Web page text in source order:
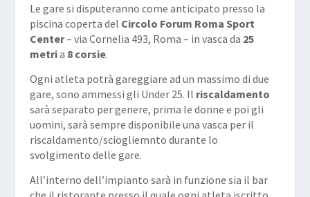
Le gare si disputeranno come anticipato presso la
piscina coperta del Circolo Forum Roma Sport
Center– via Cornelia 493, Roma – in vasca da 25
metria 8 corsie.
Ogni atleta potrà gareggiare ad un massimo di due
gare, sono ammessi gli Under 25. Il riscaldamento
sarà separato per genere, prima le donne e poi gli
uomini, sarà sempre disponibile una vasca per il
riscaldamento/sciogliemnto durante lo
svolgimento delle gare.
All’interno dell’impianto sarà in funzione sia il bar